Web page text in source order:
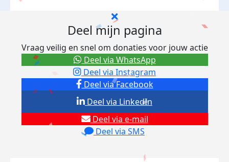
Deel mijn pagina
Vraag veilig en snel om donaties voor jouw actie
Deel via Facebook
Deel via Instagram
Deel via e-mail
Deel via SMS
Deel via LinkedIn
Deel via WhatsApp